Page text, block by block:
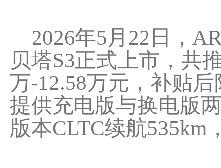
2026年5月22日，
贝塔S3正式上市，共
万-12.58万元，补贴
提供充电版与换电版
版本CLTC续航535km